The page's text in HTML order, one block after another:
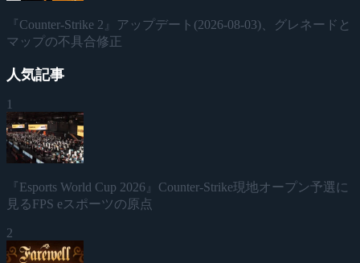
『Counter-Strike 2』アップデート(2026-08-03)、グレネードと
マップの不具合修正
人気記事
1
『Esports World Cup 2026』Counter-Strike現地オープン予選に
見るFPS eスポーツの原点
2